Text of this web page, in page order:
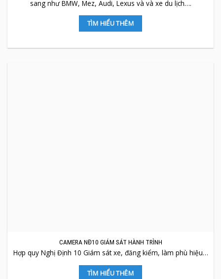
Thiết bị định vị giúp thiết bị quản lý, giám sát hành trình xe
sang như BMW, Mez, Audi, Lexus và và xe du lịch….
TÌM HIỂU THÊM
CAMERA NĐ10 GIÁM SÁT HÀNH TRÌNH
Hợp quy Nghị Định 10 Giám sát xe, đăng kiểm, làm phù hiệu…